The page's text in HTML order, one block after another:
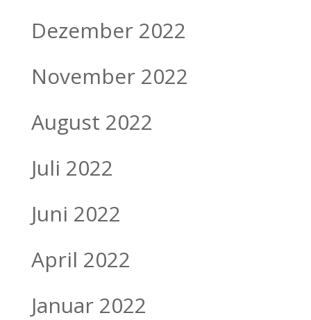
Dezember 2022
November 2022
August 2022
Juli 2022
Juni 2022
April 2022
Januar 2022